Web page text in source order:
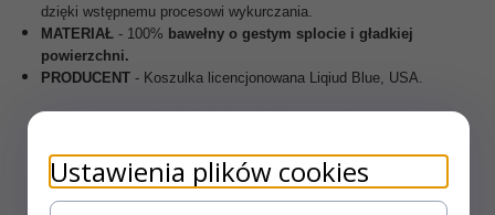
dzięki wstępnemu procesowi wykurczania.
MATERIAŁ - 100% bawełny o gestym splocie i gładkiej
powierzchni.
PRODUCENT - Koszulka licencjonowana Liqiud Blue, USA.
Ustawienia plików cookies